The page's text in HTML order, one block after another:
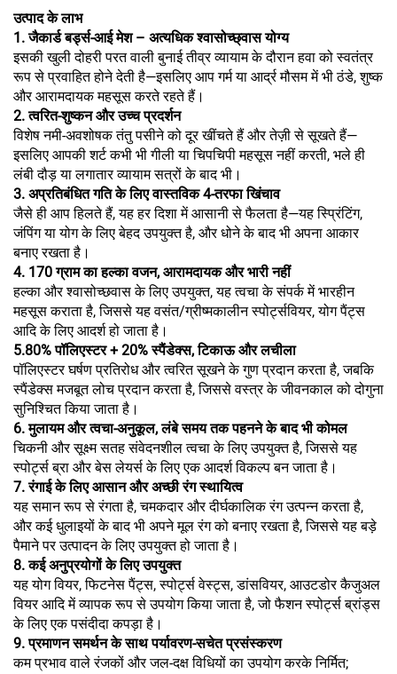
उत्पाद के लाभ
1. जैकार्ड बर्ड्स-आई मेश – अत्यधिक श्वासोच्छ्वास योग्य
इसकी खुली दोहरी परत वाली बुनाई तीव्र व्यायाम के दौरान हवा को स्वतंत्र
रूप से प्रवाहित होने देती है—इसलिए आप गर्म या आर्द्र मौसम में भी ठंडे, शुष्क
और आरामदायक महसूस करते रहते हैं।
2. त्वरित-शुष्कन और उच्च प्रदर्शन
विशेष नमी-अवशोषक तंतु पसीने को दूर खींचते हैं और तेज़ी से सूखते हैं—
इसलिए आपकी शर्ट कभी भी गीली या चिपचिपी महसूस नहीं करती, भले ही
लंबी दौड़ या लगातार व्यायाम सत्रों के बाद भी।
3. अप्रतिबंधित गति के लिए वास्तविक 4-तरफा खिंचाव
जैसे ही आप हिलते हैं, यह हर दिशा में आसानी से फैलता है—यह स्प्रिंटिंग,
जंपिंग या योग के लिए बेहद उपयुक्त है, और धोने के बाद भी अपना आकार
बनाए रखता है।
4. 170 ग्राम का हल्का वजन, आरामदायक और भारी नहीं
हल्का और श्वासोच्छवास के लिए उपयुक्त, यह त्वचा के संपर्क में भारहीन
महसूस कराता है, जिससे यह वसंत/ग्रीष्मकालीन स्पोर्ट्सवियर, योग पैंट्स
आदि के लिए आदर्श हो जाता है।
5.80% पॉलिएस्टर + 20% स्पैंडेक्स, टिकाऊ और लचीला
पॉलिएस्टर घर्षण प्रतिरोध और त्वरित सूखने के गुण प्रदान करता है, जबकि
स्पैंडेक्स मजबूत लोच प्रदान करता है, जिससे वस्त्र के जीवनकाल को दोगुना
सुनिश्चित किया जाता है।
6. मुलायम और त्वचा-अनुकूल, लंबे समय तक पहनने के बाद भी कोमल
चिकनी और सूक्ष्म सतह संवेदनशील त्वचा के लिए उपयुक्त है, जिससे यह
स्पोर्ट्स ब्रा और बेस लेयर्स के लिए एक आदर्श विकल्प बन जाता है।
7. रंगाई के लिए आसान और अच्छी रंग स्थायित्व
यह समान रूप से रंगता है, चमकदार और दीर्घकालिक रंग उत्पन्न करता है,
और कई धुलाइयों के बाद भी अपने मूल रंग को बनाए रखता है, जिससे यह बड़े
पैमाने पर उत्पादन के लिए उपयुक्त हो जाता है।
8. कई अनुप्रयोगों के लिए उपयुक्त
यह योग वियर, फिटनेस पैंट्स, स्पोर्ट्स वेस्ट्स, डांसवियर, आउटडोर कैजुअल
वियर आदि में व्यापक रूप से उपयोग किया जाता है, जो फैशन स्पोर्ट्स ब्रांड्स
के लिए एक पसंदीदा कपड़ा है।
9. प्रमाणन समर्थन के साथ पर्यावरण-सचेत प्रसंस्करण
कम प्रभाव वाले रंजकों और जल-दक्ष विधियों का उपयोग करके निर्मित;